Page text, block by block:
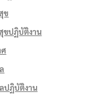
ข
ขปฏิบัติงาน
ศ
ปฏิบัติงาน